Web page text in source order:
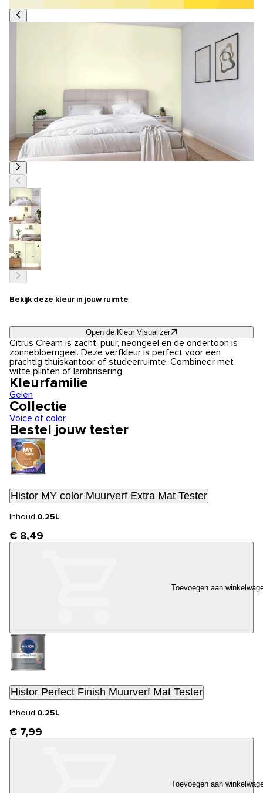
Bekijk deze kleur in jouw ruimte
Open de Kleur Visualizer
Citrus Cream is zacht, puur, neongeel en de ondertoon is
zonnebloemgeel. Deze verfkleur is perfect voor een
prachtig thuiskantoor of studeerruimte. Combineer met
witte plinten of lambrisering.
Kleurfamilie
Gelen
Collectie
Voice of color
Bestel jouw tester
Histor MY color Muurverf Extra Mat Tester
Inhoud:0.25L
€ 8,49
Toevoegen aan
Histor Perfect Finish Muurverf Mat Tester
Inhoud:0.25L
€ 7,99
Toevoegen aan